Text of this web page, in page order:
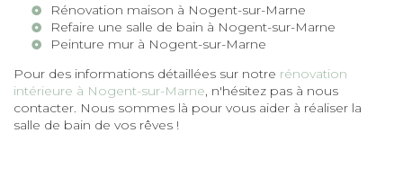
Rénovation maison à Nogent-sur-Marne
Refaire une salle de bain à Nogent-sur-Marne
Peinture mur à Nogent-sur-Marne
Pour des informations détaillées sur notre rénovation
intérieure à Nogent-sur-Marne, n'hésitez pas à nous
contacter. Nous sommes là pour vous aider à réaliser la
salle de bain de vos rêves !